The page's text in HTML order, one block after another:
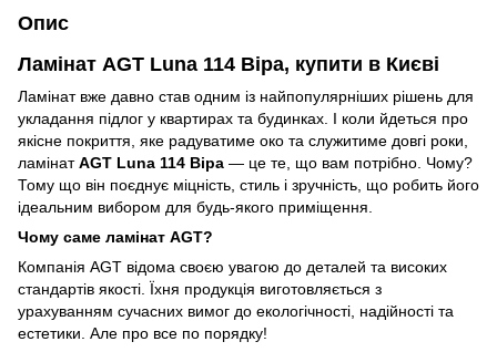
Опис
Ламінат AGT Luna 114 Віра, купити в Києві
Ламінат вже давно став одним із найпопулярніших рішень для
укладання підлог у квартирах та будинках. І коли йдеться про
якісне покриття, яке радуватиме око та служитиме довгі роки,
ламінатAGT Luna 114 Віра — це те, що вам потрібно. Чому?
Тому що він поєднує міцність, стиль і зручність, що робить його
ідеальним вибором для будь-якого приміщення.
Чому саме ламінат AGT?
Компанія AGT відома своєю увагою до деталей та високих
стандартів якості. Їхня продукція виготовляється з
урахуванням сучасних вимог до екологічності, надійності та
естетики. Але про все по порядку!